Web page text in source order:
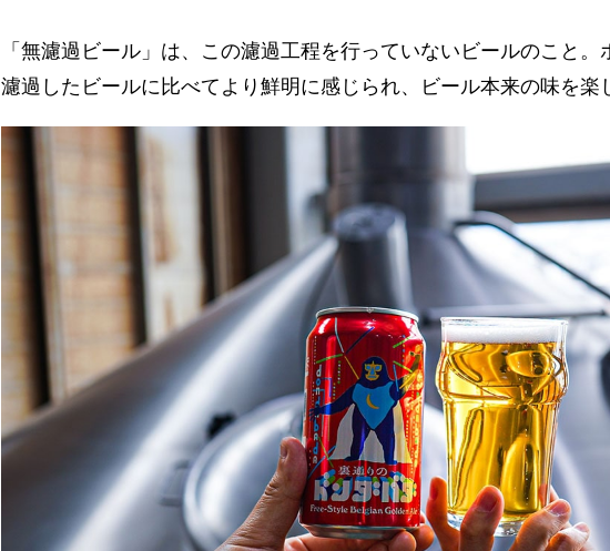
「無濾過ビール」は、この濾過工程を行っていないビールのこと。
濾過したビールに比べてより鮮明に感じられ、ビール本来の味を楽